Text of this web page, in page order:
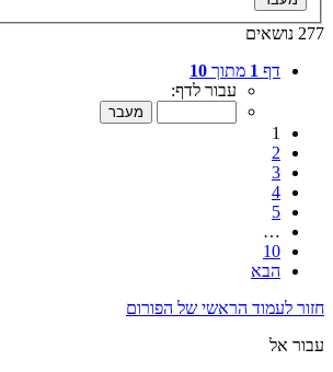
277 נושאים
דף 1 מתוך 10
עבור לדף:
1
2
3
4
5
…
10
הבא
חזור לעמוד הראשי של הפורום
עבור אל